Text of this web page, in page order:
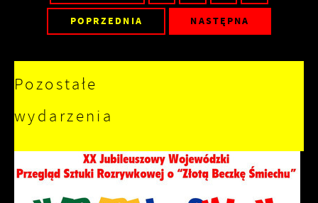
POPRZEDNIA NASTĘPNA
Pozostałe
wydarzenia